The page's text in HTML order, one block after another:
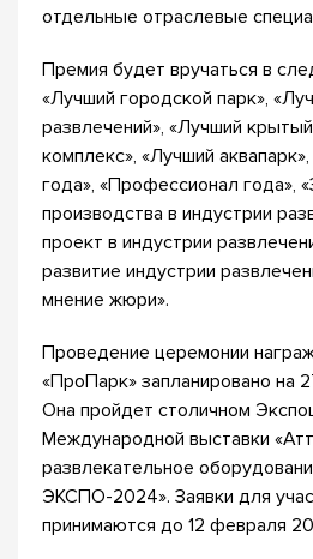
отдельные отраслевые
Премия будет вручаться в
«Лучший городской парк»,
развлечений», «Лучший
комплекс», «Лучший
года», «Профессионал года»,
производства в индустрии
проект в индустрии
развитие индустрии
мнение жюри».
Проведение церемонии
«ПроПарк» запланировано на
Она пройдет столичном
Международной выставки
развлекательное
ЭКСПО-2024». Заявки для
принимаются до 12 февраля